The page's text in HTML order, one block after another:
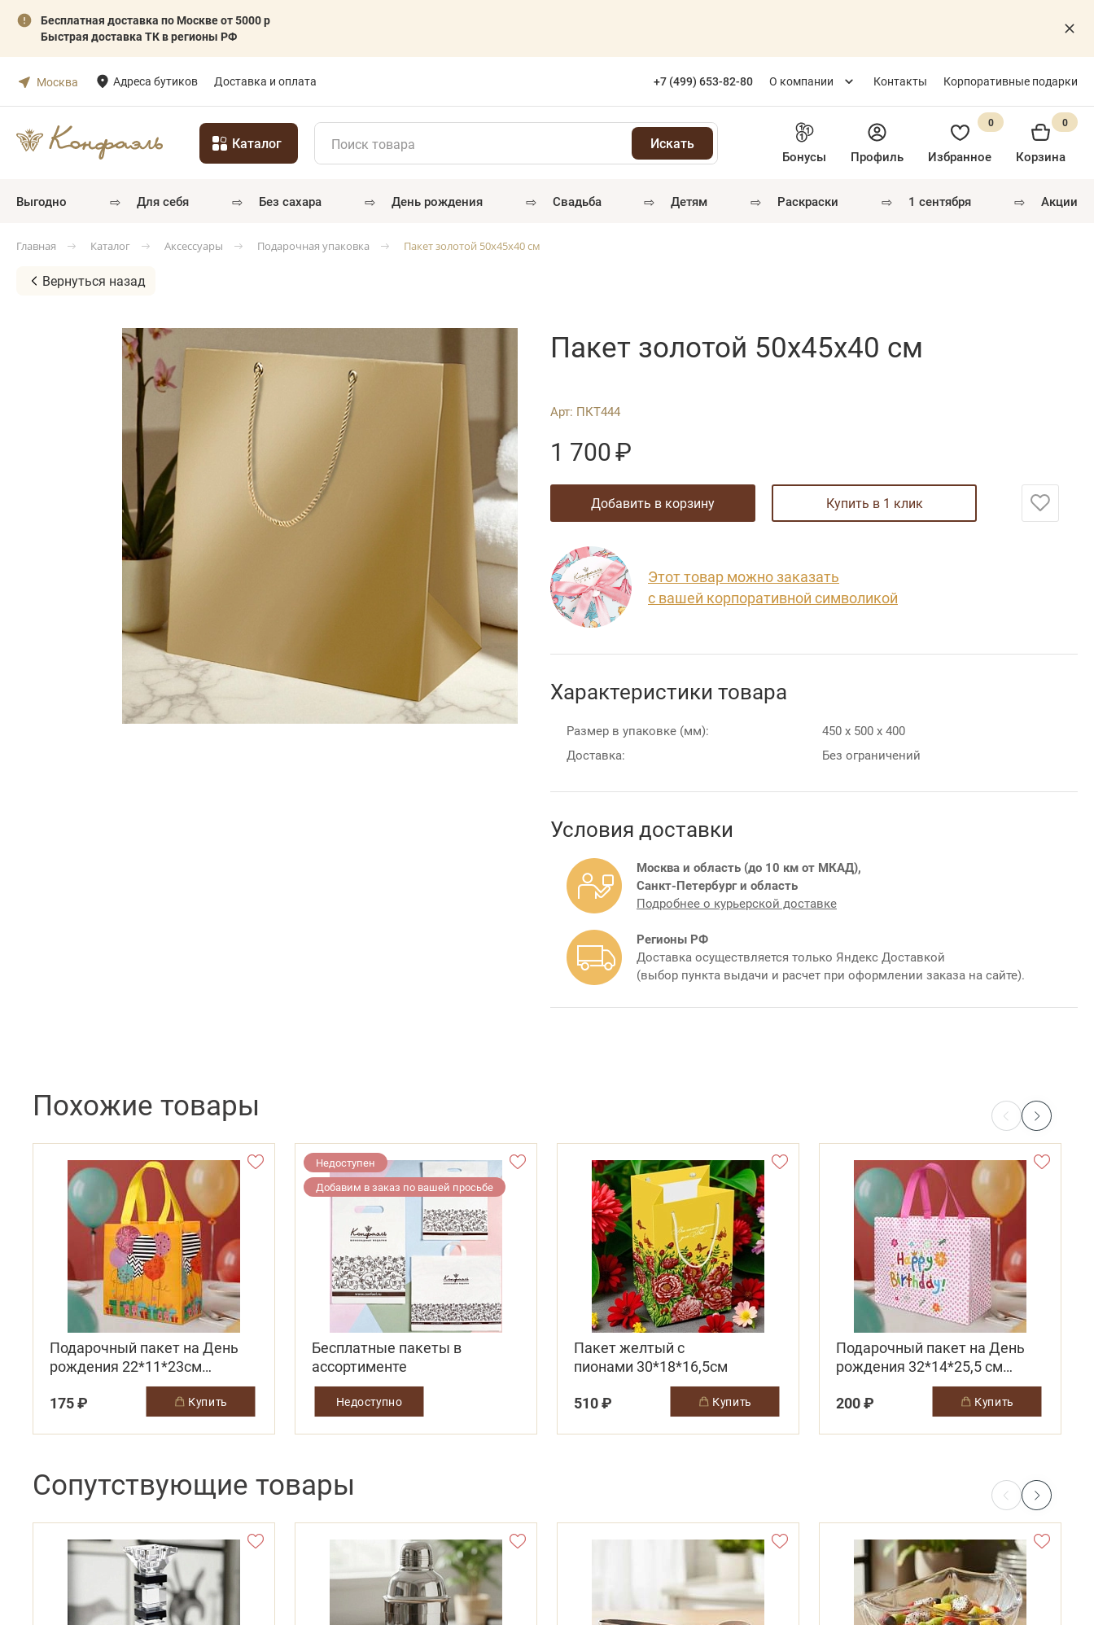
Бесплатная доставка по Москве от 5000 р
Быстрая доставка ТК в регионы РФ
Москва Адреса бутиков Доставка и оплата +7 (499) 653-82-80 О компании Контакты Корпоративные подарки
Каталог
Бонусы Профиль Избранное
0
Корзина
0
выгодно ⇨ для себя ⇨ без сахара ⇨ день рождения ⇨ свадьба ⇨ детям ⇨ раскраски ⇨ 1 сентября ⇨ акции
Главная Каталог Аксессуары Подарочная упаковка Пакет золотой 50х45х40 см
Вернуться назад
Пакет золотой 50х45х40 см
Арт: ПКТ444
1 700₽
добавить в корзину купить в 1 клик
Этот товар можно заказать
с вашей корпоративной символикой
Характеристики товара
Размер в упаковке (мм):
450 х 500 х 400
Доставка:
Без ограничений
Условия доставки
Москва и область (до 10 км от МКАД),
Санкт-Петербург и область
Подробнее о курьерской доставке
Регионы РФ
Доставка осуществляется только Яндекс Доставкой
(выбор пункта выдачи и расчет при оформлении заказа на сайте).
Похожие товары
Подарочный пакет на День
рождения 22*11*23см
175 ₽
купить
Недоступен
Добавим в заказ по вашей просьбе
Бесплатные пакеты в
ассортименте
Недоступно
Пакет желтый с
пионами 30*18*16,5см
510 ₽
купить
Подарочный пакет на День
рождения 32*14*25,5 см
светло-розовый
200 ₽
купить
Сопутствующие товары